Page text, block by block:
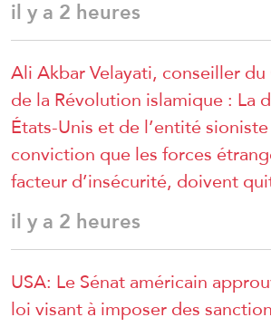
il y a 2 heures
Ali Akbar Velayati, conseiller
de la Révolution islamique : La
États-Unis et de l’entité
conviction que les forces
facteur d’insécurité, doivent
il y a 2 heures
USA: Le Sénat américain
loi visant à imposer des